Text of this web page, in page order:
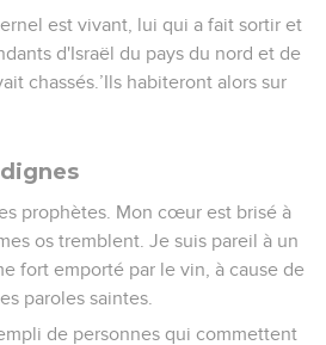
est vivant, lui qui a fait sortir et
d'Israël du pays du nord et de
chassés.’Ils habiteront alors sur
prophètes. Mon cœur est brisé à
os tremblent. Je suis pareil à un
fort emporté par le vin, à cause de
paroles saintes.
de personnes qui commettent